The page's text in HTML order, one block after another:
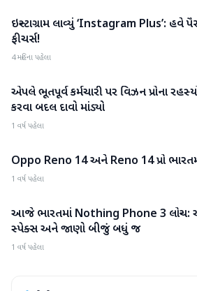
ગેજેટ
ઇન્સ્ટાગ્રામ લાવ્યું ‘Instagram Plus’: હવે
ફીચર્સ!
4 મહિના પહેલા
ગેજેટ
એપલે ભૂતપૂર્વ કર્મચારી પર વિઝન પ્રોના
કરવા બદલ દાવો માંડ્યો
1 વર્ષ પહેલા
ગેજેટ
Oppo Reno 14 અને Reno 14 પ્રો
1 વર્ષ પહેલા
ગેજેટ
આજે ભારતમાં Nothing Phone 3 લોન્ચ:
સ્પેક્સ અને જાણો બીજું બધું જ
1 વર્ષ પહેલા